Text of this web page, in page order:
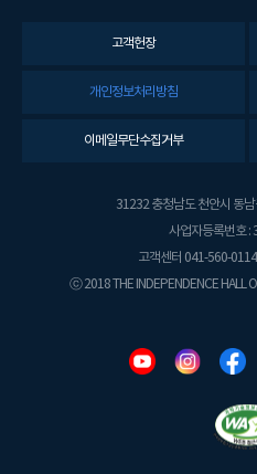
고객헌장
개인정보처리방침
이메일무단수집거부
31232 충청남도 천안시 동
사업자등록번호 :
고객센터 041-560-
ⓒ 2018 THE INDEPENDENCE HALL